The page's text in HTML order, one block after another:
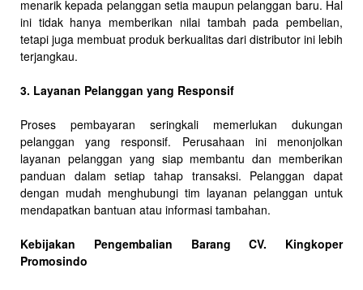
menarik kepada pelanggan setia maupun pelanggan baru. Hal
ini tidak hanya memberikan nilai tambah pada pembelian,
tetapi juga membuat produk berkualitas dari distributor ini lebih
terjangkau.
3. Layanan Pelanggan yang Responsif
Proses pembayaran seringkali memerlukan dukungan
pelanggan yang responsif. Perusahaan ini menonjolkan
layanan pelanggan yang siap membantu dan memberikan
panduan dalam setiap tahap transaksi. Pelanggan dapat
dengan mudah menghubungi tim layanan pelanggan untuk
mendapatkan bantuan atau informasi tambahan.
Kebijakan Pengembalian Barang CV. Kingkoper
Promosindo